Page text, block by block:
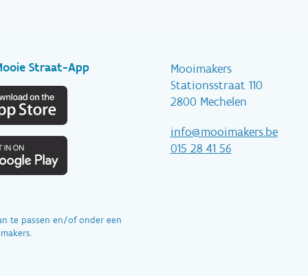
Straat-App
Mooimakers
Stationsstraat 110
2800 Mechelen
info@mooimakers.be
015 28 41 56
te passen en/of onder een